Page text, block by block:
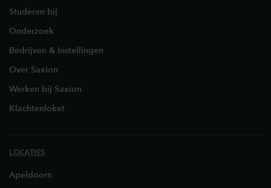
Studeren bij
Onderzoek
Bedrijven & Instellingen
Over Saxion
Werken bij Saxion
Klachtenloket
LOCATIES
Apeldoorn